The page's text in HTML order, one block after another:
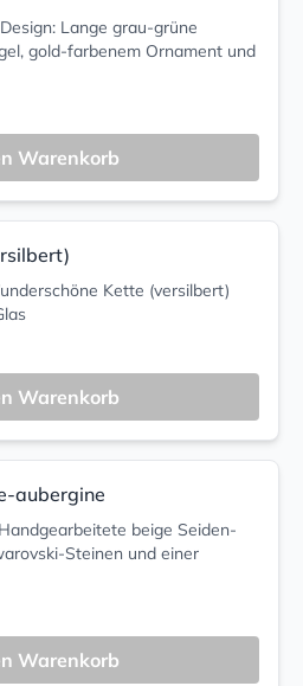
Lange grau-grüne
gold-farbenem Ornament und
Warenkorb
Kette (versilbert)
Warenkorb
aubergine
beige Seiden-
Steinen und einer
Warenkorb